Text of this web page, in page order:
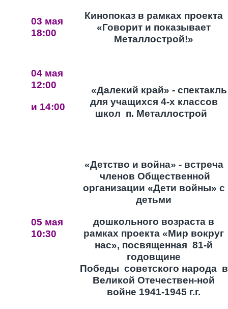
03 мая
18:00
Кинопоказ в рамках проекта
«Говорит и показывает
Металлострой!»
04 мая
12:00
и 14:00
«Далекий край» - спектакль
для учащихся 4-х классов
школ п. Металлострой
05 мая
10:30
«Детство и война» - встреча
членов Общественной
организации «Дети войны» с
детьми
дошкольного возраста в
рамках проекта «Мир вокруг
нас», посвященная 81-й
годовщине
Победы советского народа в
Великой Отечествен-ной
войне 1941-1945 г.г.